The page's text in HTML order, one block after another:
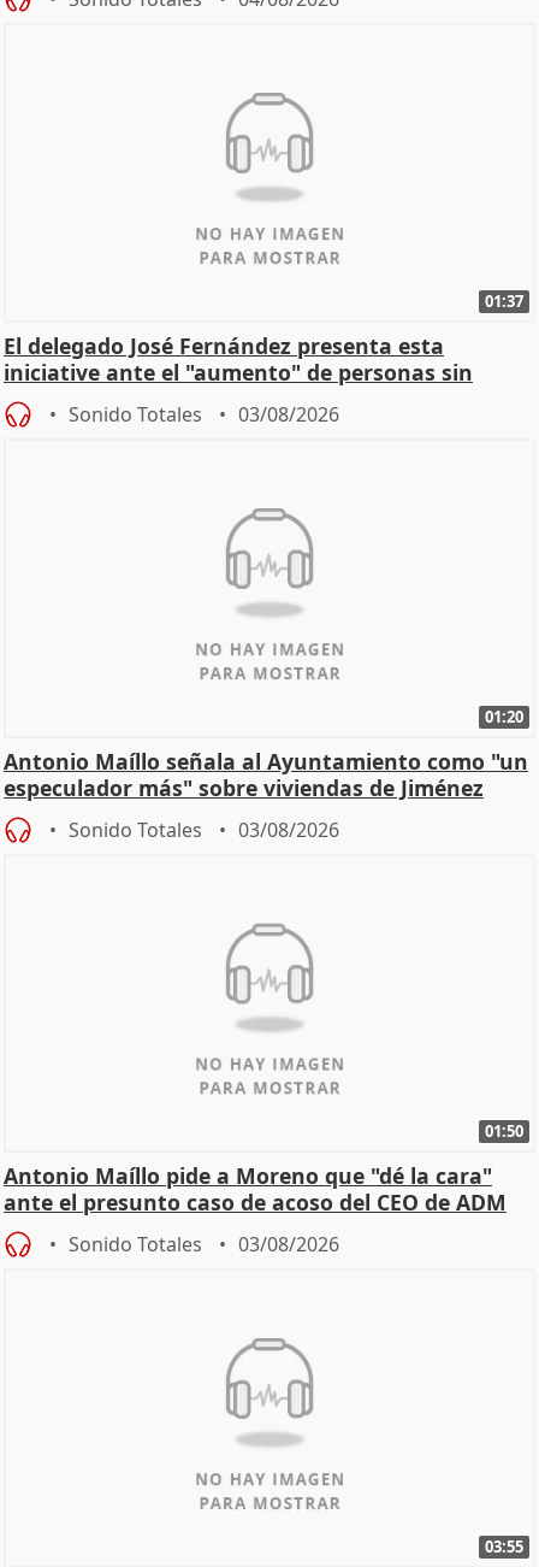
01:37
El delegado José Fernández presenta esta
iniciative ante el "aumento" de personas sin
hogar en Madri
Sonido Totales 03/08/2026
01:20
Antonio Maíllo señala al Ayuntamiento como "un
especulador más" sobre viviendas de Jiménez
Becerril
Sonido Totales 03/08/2026
01:50
Antonio Maíllo pide a Moreno que "dé la cara"
ante el presunto caso de acoso del CEO de ADM
Sonido Totales 03/08/2026
03:55